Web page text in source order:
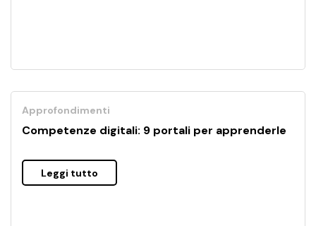
Approfondimenti
Competenze digitali: 9 portali per apprenderle
Leggi tutto